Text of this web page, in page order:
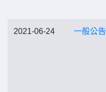
2021-06-24 一般公告